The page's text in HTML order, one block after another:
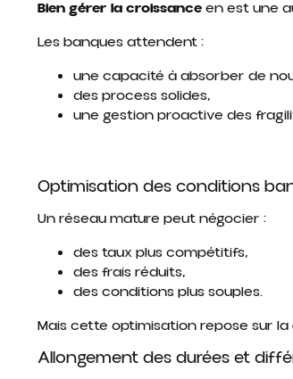
Bien gérer la croissanceen est une
Les banques attendent :
une capacité à absorber de
des process solides,
une gestion proactive des
Optimisation des conditions
Un réseau mature peut négocier :
des taux plus compétitifs,
des frais réduits,
des conditions plus souples.
Mais cette optimisation repose sur la
Allongement des durées et